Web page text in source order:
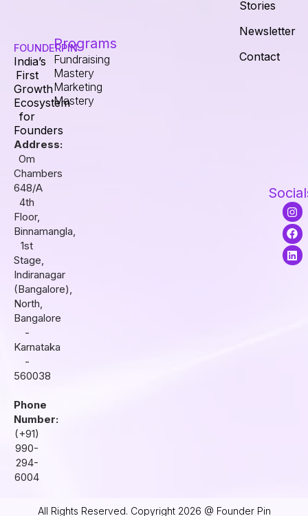
FOUNDERPIN
India’s
First
Growth
Ecosystem
for
Founders
Address:
Om
Chambers
648/A
4th
Floor,
Binnamangla,
1st
Stage,
Indiranagar
(Bangalore),
North,
Bangalore
-
Karnataka
-
560038
Phone
Number:
(+91)
990-
294-
6004
Programs
Fundraising
Mastery
Marketing
Mastery
Stories
Newsletter
Contact
I
n
s
t
a
g
F
a
c
e
b
o
L
i
n
k
e
d
All Rights Reserved. Copyright 2026 @ Founder Pin